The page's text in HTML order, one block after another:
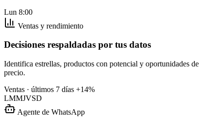
Lun 8:00
Ventas y rendimiento
Decisiones respaldadas por tus datos
Identifica estrellas, productos con potencial y oportunidades de
precio.
Ventas · últimos 7 días +14%
LMMJVSD
Agente de WhatsApp